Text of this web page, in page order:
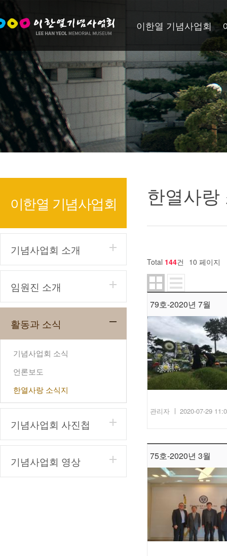
이한열 기념사업회
이한열 기념사업회
기념사업회 소개
임원진 소개
활동과 소식
기념사업회 소식
언론보도
한열사랑 소식지
기념사업회 사진첩
기념사업회 영상
한열사랑
Total 144건 10 페이지
79호-2020년 7월
관리자 2020-07-29
75호-2020년 3월